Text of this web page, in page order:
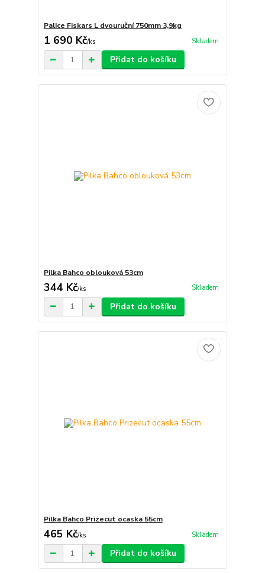
Palice Fiskars L dvouruční 750mm 3,9kg
1 690 Kč/ks Skladem
Přidat do košíku
Pilka Bahco oblouková 53cm
344 Kč/ks Skladem
Přidat do košíku
Pilka Bahco Prizecut ocaska 55cm
465 Kč/ks Skladem
Přidat do košíku